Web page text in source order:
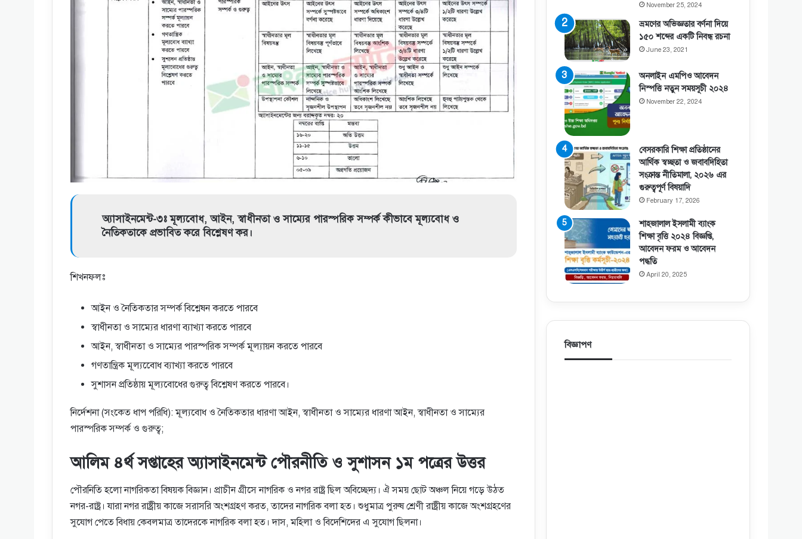
অ্যাসাইনমেন্ট-৩ঃ মূল্যবােধ, আইন, স্বাধীনতা ও সাম্যের পারস্পরিক সম্পর্ক কীভাবে মূল্যবােধ ও
নৈতিকতাকে প্রভাবিত করে বিশ্লেষণ কর।
শিখনফলঃ
আইন ও নৈতিকতার সম্পর্ক বিশ্লেষন করতে পারবে
স্বাধীনতা ও সাম্যের ধারণা ব্যাখ্যা করতে পারবে
আইন, স্বাধীনতা ও সাম্যের পারস্পরিক সম্পর্ক মূল্যায়ন করতে পারবে
গণতান্ত্রিক মূল্যবোেধ ব্যাখ্যা করতে পারবে
সুশাসন প্রতিষ্ঠায় মূল্যবােধের গুরুত্ব বিশ্লেষণ করতে পারবে।
নির্দেশনা (সংকেত ধাপ পরিধি): মূল্যবােধ ও নৈতিকতার ধারণা আইন, স্বাধীনতা ও সাম্যের ধারণা আইন, স্বাধীনতা ও সাম্যের
পারস্পরিক সম্পর্ক ও গুরুত্ব;
আলিম ৪র্থ সপ্তাহের অ্যাসাইনমেন্ট পৌরনীতি ও সুশাসন ১ম পত্রের উত্তর
পৌরনিতি হলো নাগরিকতা বিষয়ক বিজ্ঞান। প্রাচীন গ্রীসে নাগরিক ও নগর রাষ্ট্র ছিল অবিচ্ছেদ্য। ঐ সময় ছোট অঞ্চল নিয়ে গড়ে উঠত
নগর-রাষ্ট্র। যারা নগর রাষ্ট্রীয় কাজে সরাসরি অংশগ্রহণ করত, তাদের নাগরিক বলা হত। শুধুমাত্র পুরুষ শ্রেণী রাষ্ট্রীয় কাজে অংশগ্রহণের
সুযোগ পেতে বিধায় কেবলমাত্র তাদেরকে নাগরিক বলা হত। দাস, মহিলা ও বিদেশিদের এ সুযোগ ছিলনা।
November 25, 2024
ভ্রমণের অভিজ্ঞতার বর্ণনা দিয়ে
১৫০ শব্দের একটি নিবন্ধ রচনা
June 23, 2021
অনলাইন এমপিও আবেদন
নিস্পত্তি নতুন সময়সূচী ২০২৪
November 22, 2024
বেসরকারি শিক্ষা প্রতিষ্ঠানের
আর্থিক স্বচ্ছতা ও জবাবদিহিতা
সংক্রান্ত নীতিমালা, ২০২৬ এর
গুরুত্বপূর্ণ বিষয়াদি
February 17, 2026
শাহজালাল ইসলামী ব্যাংক
শিক্ষা বৃত্তি ২০২৪ বিজ্ঞপ্তি,
আবেদন ফরম ও আবেদন
পদ্ধতি
April 20, 2025
বিজ্ঞাপণ